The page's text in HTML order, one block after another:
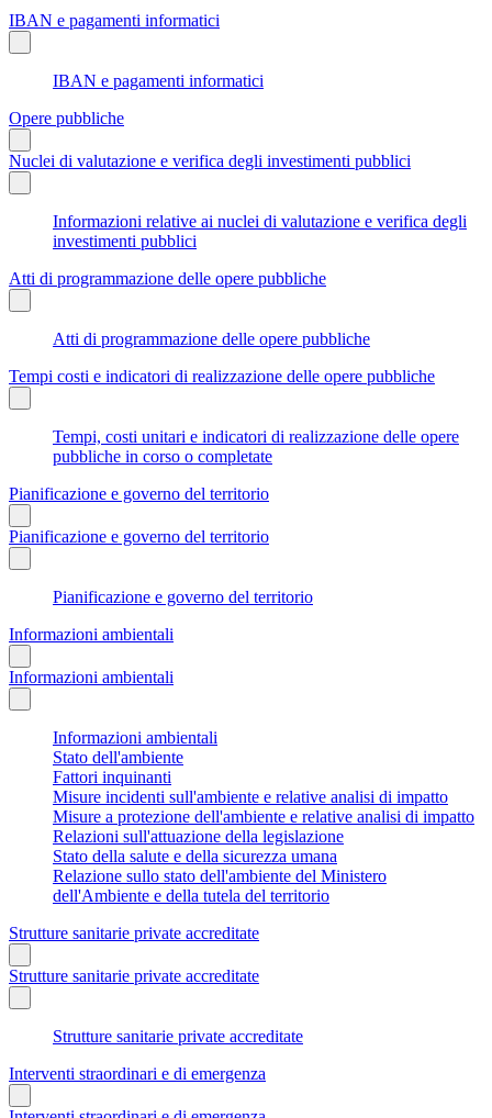
IBAN e pagamenti informatici
IBAN e pagamenti informatici
Opere pubbliche
Nuclei di valutazione e verifica degli investimenti pubblici
Informazioni relative ai nuclei di valutazione e verifica degli
investimenti pubblici
Atti di programmazione delle opere pubbliche
Atti di programmazione delle opere pubbliche
Tempi costi e indicatori di realizzazione delle opere pubbliche
Tempi, costi unitari e indicatori di realizzazione delle opere
pubbliche in corso o completate
Pianificazione e governo del territorio
Pianificazione e governo del territorio
Pianificazione e governo del territorio
Informazioni ambientali
Informazioni ambientali
Informazioni ambientali
Stato dell'ambiente
Fattori inquinanti
Misure incidenti sull'ambiente e relative analisi di impatto
Misure a protezione dell'ambiente e relative analisi di impatto
Relazioni sull'attuazione della legislazione
Stato della salute e della sicurezza umana
Relazione sullo stato dell'ambiente del Ministero
dell'Ambiente e della tutela del territorio
Strutture sanitarie private accreditate
Strutture sanitarie private accreditate
Strutture sanitarie private accreditate
Interventi straordinari e di emergenza